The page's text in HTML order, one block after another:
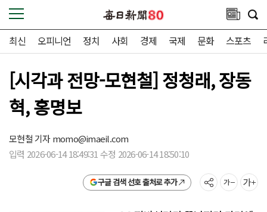
최신 오피니언 정치 사회 경제 국제 문화 스포츠
[시각과 전망-모현철] 정청래, 장동
혁, 홍명보
모현철 기자momo@imaeil.com
입력 2026-06-14 18:49:31 수정 2026-06-14 18:50:10
구글 검색 선호 출처로 추가